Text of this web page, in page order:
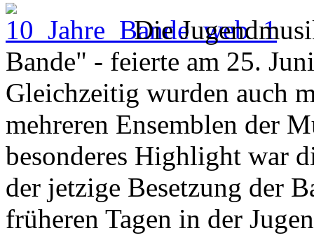
Die
Bande" - feierte am 25.
Gleichzeitig wurden auch
mehreren Ensemblen der
besonderes Highlight war
der jetzige Besetzung der
früheren Tagen in der